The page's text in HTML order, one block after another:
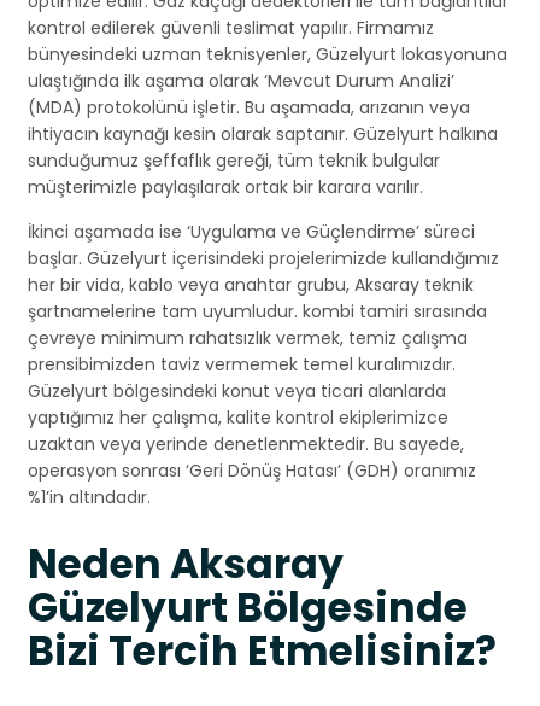
kontrol edilerek güvenli teslimat yapılır. Firmamız
bünyesindeki uzman teknisyenler, Güzelyurt lokasyonuna
ulaştığında ilk aşama olarak ‘Mevcut Durum Analizi’
(MDA) protokolünü işletir. Bu aşamada, arızanın veya
ihtiyacın kaynağı kesin olarak saptanır. Güzelyurt halkına
sunduğumuz şeffaflık gereği, tüm teknik bulgular
müşterimizle paylaşılarak ortak bir karara varılır.
İkinci aşamada ise ‘Uygulama ve Güçlendirme’ süreci
başlar. Güzelyurt içerisindeki projelerimizde kullandığımız
her bir vida, kablo veya anahtar grubu, Aksaray teknik
şartnamelerine tam uyumludur. kombi tamiri sırasında
çevreye minimum rahatsızlık vermek, temiz çalışma
prensibimizden taviz vermemek temel kuralımızdır.
Güzelyurt bölgesindeki konut veya ticari alanlarda
yaptığımız her çalışma, kalite kontrol ekiplerimizce
uzaktan veya yerinde denetlenmektedir. Bu sayede,
operasyon sonrası ‘Geri Dönüş Hatası’ (GDH) oranımız
%1’in altındadır.
Neden Aksaray
Güzelyurt Bölgesinde
Bizi Tercih Etmelisiniz?